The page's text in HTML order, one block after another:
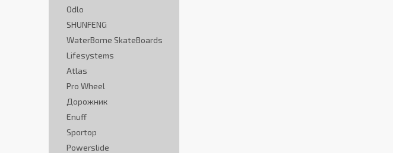
Odlo
SHUNFENG
WaterBorne SkateBoards
Lifesystems
Atlas
Pro Wheel
Дорожник
Enuff
Sportop
Powerslide